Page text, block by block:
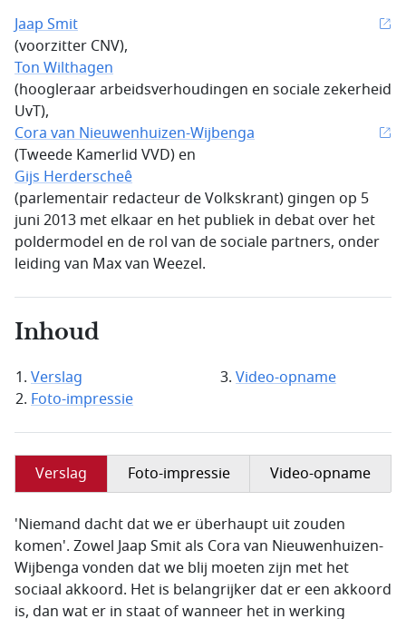
Jaap Smit
(voorzitter CNV),
Ton Wilthagen
(hoogleraar arbeidsverhoudingen en sociale zekerheid
UvT),
Cora van Nieuwenhuizen-Wijbenga
(Tweede Kamerlid VVD) en
Gijs Herderscheê
(parlementair redacteur de Volkskrant) gingen op 5
juni 2013 met elkaar en het publiek in debat over het
poldermodel en de rol van de sociale partners, onder
leiding van Max van Weezel.
Inhoud
Verslag
Foto-impressie
Video-opname
Verslag Foto-impressie Video-opname
'Niemand dacht dat we er überhaupt uit zouden
komen'. Zowel Jaap Smit als Cora van Nieuwenhuizen-
Wijbenga vonden dat we blij moeten zijn met het
sociaal akkoord. Het is belangrijker dat er een akkoord
is, dan wat er in staat of wanneer het in werking